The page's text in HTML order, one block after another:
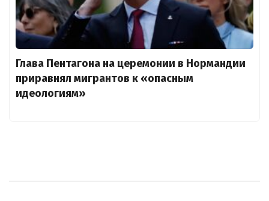
Глава Пентагона на церемонии в Нормандии
приравнял мигрантов к «опасным
идеологиям»